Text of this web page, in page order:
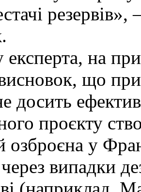
експерта, на
що
досить
проєкту
озброєна у
випадки